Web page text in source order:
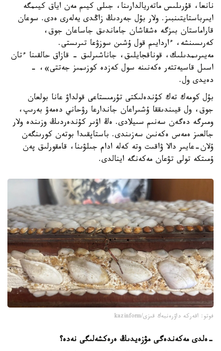
نانعا، قۇرىلىس ماتەريالدارىنا، جىلى كيىم مەن اياق كيىمگە
ايىرباستايتىنبىز. ولار بۇل جەردىڭ زاڭدى يەلەرى ەدى. سوعان
قاراماستان بىزگە ەشقاشان جاماندىق جاساعان جوق،
كەرىسىنشە، ءاردايىم قول ۇشىن سوزۋعا تىرىستى.
مەيىرىمدىلىك، قوناقجايلىق، جاناشىرلىق - قازاق حالقىنا ءتان
اسىل قاسيەتتەر ەكەنىنە سول كەزدە كوزىمىز جەتتى»، -
دەيدى ول.
بۇل كومەك تەك كۇندەلىكتى تۇرمىستاعى قولداۋ عانا بولعان
جوق، ول قيىندىققا ۇشىراعان جاندارعا رۋحاني دەمەۋ بەرىپ،
ومىرگە دەگەن سەنىم سىيلادى. ەڭ اۋىر كۇندەردىڭ وزىندە ولار
جالعىز ەمەس ەكەنىن سەزىندى. باستاپقىدا بوتەن كورىنگەن
ۇلان-عايىر دالا ۋاقىت وتە كەلە ادام جىلۋىنا، قامقورلىق پەن
ۇمىتكە تولى تۋعان مەكەنگە اينالدى.
فوتو: اقەركە داۋرەنبەك قىزى/kazinform
-ەلدى مەكەندەگى مۋزەيدىڭ ەرەكشەلىگى نەدە؟